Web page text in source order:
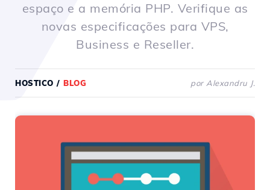
espaço e a memória PHP. Verifique as
novas especificações para VPS,
Business e Reseller.
HOSTICO / BLOG por Alexandru J.